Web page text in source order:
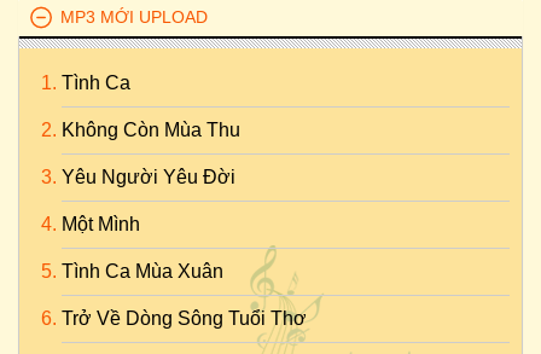
MP3 MỚI UPLOAD
Tình Ca
Không Còn Mùa Thu
Yêu Người Yêu Đời
Một Mình
Tình Ca Mùa Xuân
Trở Về Dòng Sông Tuổi Thơ